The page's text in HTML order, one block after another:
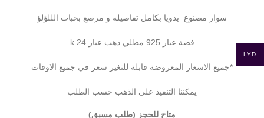
سوار مصنوع يدويا بكامل تفاصيله و مرصع بحبات الللؤلؤ
فضة عيار 925 مطلي ذهب عيار 24 k
*جميع الاسعار المعروضة قابلة للتغير سعر في جميع الاوقات
يمكننا التنفيذ على الذهب حسب الطلب
متاح للحجز (طلب مسبق)
LYD